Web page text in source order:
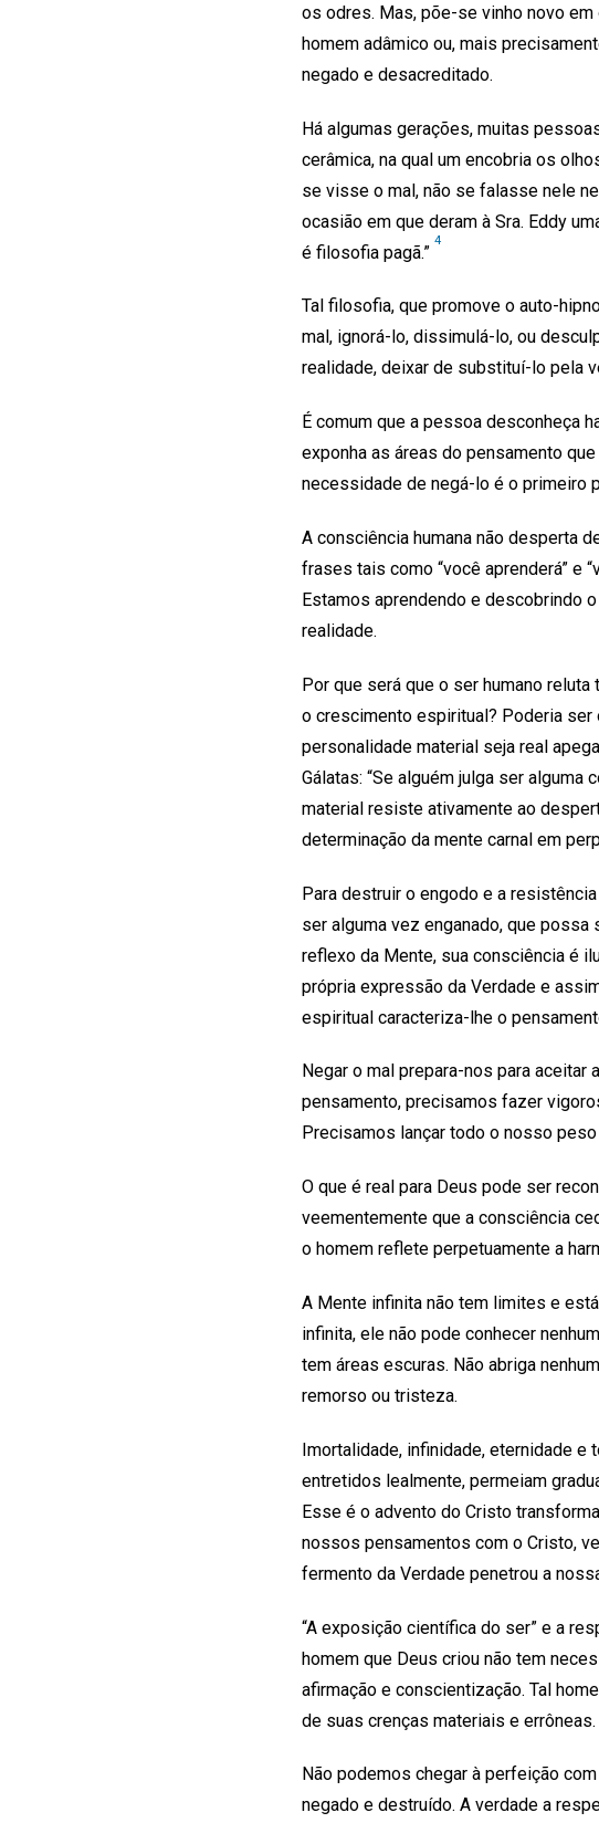
os odres. Mas, põe-se vinho novo em
homem adâmico ou, mais
negado e desacreditado.
Há algumas gerações, muitas
cerâmica, na qual um encobria os
se visse o mal, não se falasse nele
ocasião em que deram à Sra. Eddy
é filosofia pagã.”
4
Tal filosofia, que promove o auto-
mal, ignorá-lo, dissimulá-lo, ou
realidade, deixar de substituí-lo pela
É comum que a pessoa desconheça
exponha as áreas do pensamento
necessidade de negá-lo é o primeiro
A consciência humana não desperta
frases tais como “você aprenderá” e
Estamos aprendendo e descobrindo
realidade.
Por que será que o ser humano
o crescimento espiritual? Poderia ser
personalidade material seja real
Gálatas: “Se alguém julga ser alguma
material resiste ativamente ao
determinação da mente carnal em
Para destruir o engodo e a
ser alguma vez enganado, que
reflexo da Mente, sua consciência é
própria expressão da Verdade e
espiritual caracteriza-lhe o
Negar o mal prepara-nos para
pensamento, precisamos fazer
Precisamos lançar todo o nosso
O que é real para Deus pode ser
veementemente que a consciência
o homem reflete perpetuamente a
A Mente infinita não tem limites e
infinita, ele não pode conhecer
tem áreas escuras. Não abriga
remorso ou tristeza.
Imortalidade, infinidade, eternidade e
entretidos lealmente, permeiam
Esse é o advento do Cristo
nossos pensamentos com o Cristo,
fermento da Verdade penetrou a
“A exposição científica do ser” e a
homem que Deus criou não tem
afirmação e conscientização. Tal
de suas crenças materiais e errôneas.
Não podemos chegar à perfeição
negado e destruído. A verdade a